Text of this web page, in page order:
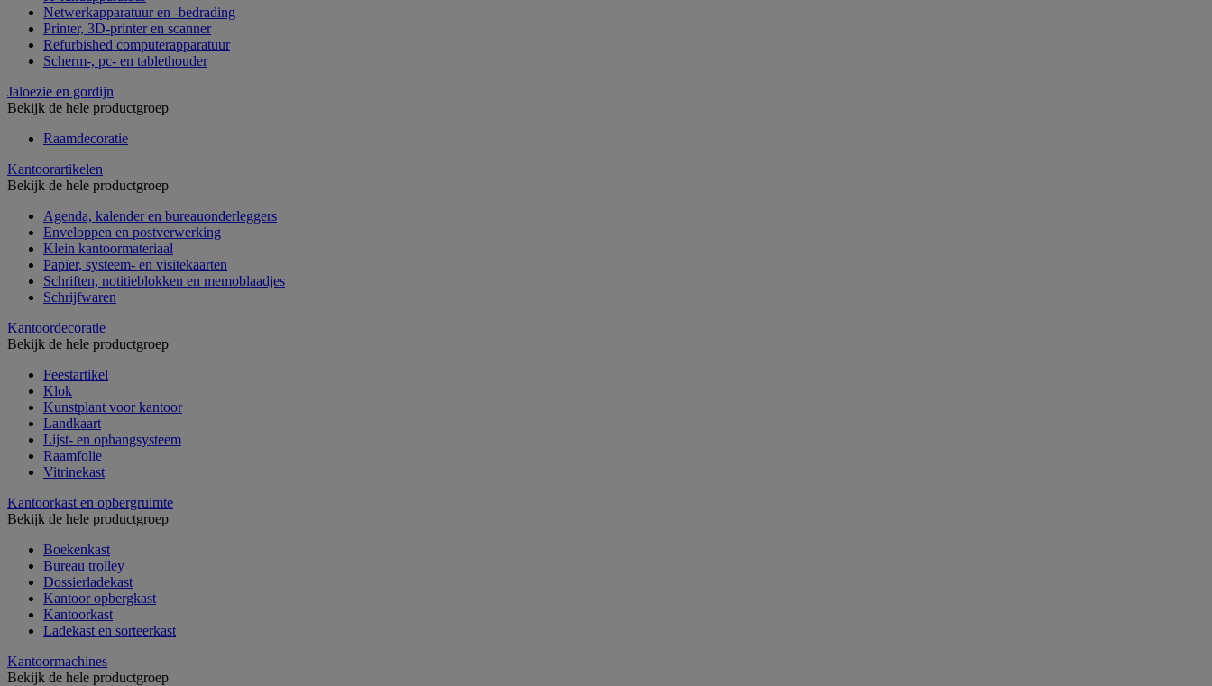
Netwerkapparatuur en -bedrading
Printer, 3D-printer en scanner
Refurbished computerapparatuur
Scherm-, pc- en tablethouder
Jaloezie en gordijn
Bekijk de hele productgroep
Raamdecoratie
Kantoorartikelen
Bekijk de hele productgroep
Agenda, kalender en bureauonderleggers
Enveloppen en postverwerking
Klein kantoormateriaal
Papier, systeem- en visitekaarten
Schriften, notitieblokken en memoblaadjes
Schrijfwaren
Kantoordecoratie
Bekijk de hele productgroep
Feestartikel
Klok
Kunstplant voor kantoor
Landkaart
Lijst- en ophangsysteem
Raamfolie
Vitrinekast
Kantoorkast en opbergruimte
Bekijk de hele productgroep
Boekenkast
Bureau trolley
Dossierladekast
Kantoor opbergkast
Kantoorkast
Ladekast en sorteerkast
Kantoormachines
Bekijk de hele productgroep